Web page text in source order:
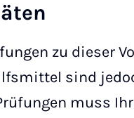
zu dieser
sind
muss